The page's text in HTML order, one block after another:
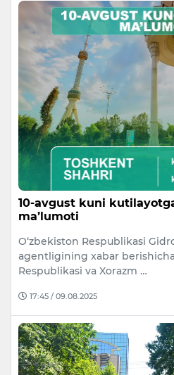
10-avgust kuni
ma’lumoti
O‘zbekiston Respublikasi
agentligining xabar
Respublikasi va Xorazm …
17:45 / 09.08.2025